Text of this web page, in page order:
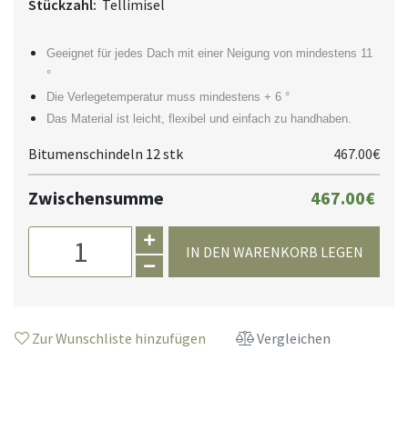
Stückzahl: Tellimisel
Geeignet für jedes Dach mit einer Neigung von mindestens 11
°
Die Verlegetemperatur muss mindestens + 6 °
Das Material ist leicht, flexibel und einfach zu handhaben.
Bitumenschindeln 12 stk 467.00€
Zwischensumme 467.00€
IN DEN WARENKORB LEGEN
Zur Wunschliste hinzufügen Vergleichen